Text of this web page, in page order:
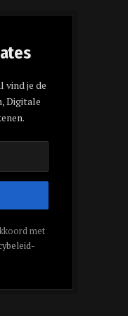
vind je de
Digitale
met
-